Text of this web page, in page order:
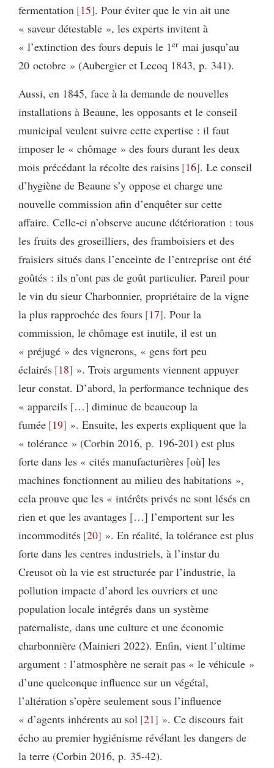
fermentation 15 . Pour éviter que le vin ait une
« saveur détestable », les experts invitent à
« l’extinction des fours depuis le 1er mai jusqu’au
20 octobre » (Aubergier et Lecoq 1843, p. 341).
Aussi, en 1845, face à la demande de nouvelles
installations à Beaune, les opposants et le conseil
municipal veulent suivre cette expertise : il faut
imposer le « chômage » des fours durant les deux
mois précédant la récolte des raisins 16 . Le conseil
d’hygiène de Beaune s’y oppose et charge une
nouvelle commission afin d’enquêter sur cette
affaire. Celle-ci n’observe aucune détérioration : tous
les fruits des groseilliers, des framboisiers et des
fraisiers situés dans l’enceinte de l’entreprise ont été
goûtés : ils n’ont pas de goût particulier. Pareil pour
le vin du sieur Charbonnier, propriétaire de la vigne
la plus rapprochée des fours 17 . Pour la
commission, le chômage est inutile, il est un
« préjugé » des vignerons, « gens fort peu
éclairés 18 ». Trois arguments viennent appuyer
leur constat. D’abord, la performance technique des
« appareils […] diminue de beaucoup la
fumée 19 ». Ensuite, les experts expliquent que la
« tolérance » (Corbin 2016, p. 196-201) est plus
forte dans les « cités manufacturières [où] les
machines fonctionnent au milieu des habitations »,
cela prouve que les « intérêts privés ne sont lésés en
rien et que les avantages […] l’emportent sur les
incommodités 20 ». En réalité, la tolérance est plus
forte dans les centres industriels, à l’instar du
Creusot où la vie est structurée par l’industrie, la
pollution impacte d’abord les ouvriers et une
population locale intégrés dans un système
paternaliste, dans une culture et une économie
charbonnière (Mainieri 2022). Enfin, vient l’ultime
argument : l’atmosphère ne serait pas « le véhicule »
d’une quelconque influence sur un végétal,
l’altération s’opère seulement sous l’influence
« d’agents inhérents au sol 21
». Ce discours fait
écho au premier hygiénisme révélant les dangers de
la terre (Corbin 2016, p. 35-42).